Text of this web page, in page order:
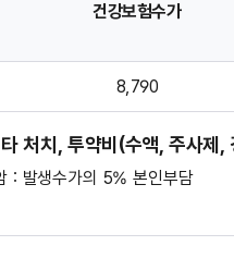
건강보험수가
8,790
처치, 투약비(수액, 주사제,
: 발생수가의 5% 본인부담